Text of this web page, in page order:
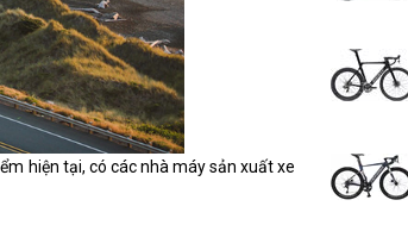
hiện tại, có các nhà máy sản xuất xe